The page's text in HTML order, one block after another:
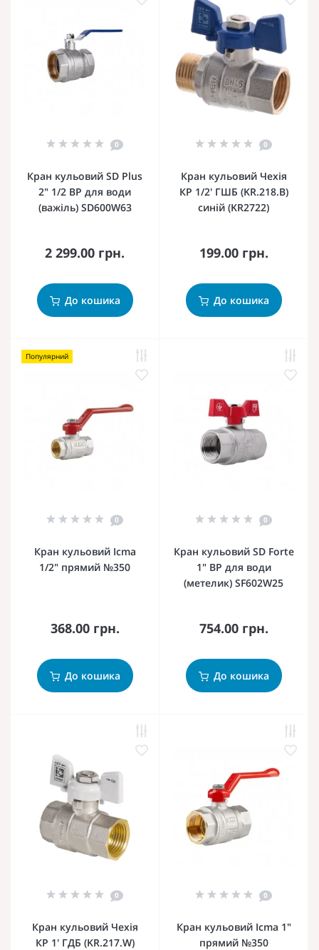
0
Кран кульовий SD Plus
2" 1/2 ВР для води
(важіль) SD600W63
2 299.00 грн.
До кошика
0
Кран кульовий Чехія
КР 1/2' ГШБ (KR.218.B)
синій (KR2722)
199.00 грн.
До кошика
Популярний
0
Кран кульовий Icma
1/2" прямий №350
368.00 грн.
До кошика
0
Кран кульовий SD Forte
1" ВР для води
(метелик) SF602W25
754.00 грн.
До кошика
0
Кран кульовий Чехія
КР 1' ГДБ (KR.217.W)
0
Кран кульовий Icma 1"
прямий №350